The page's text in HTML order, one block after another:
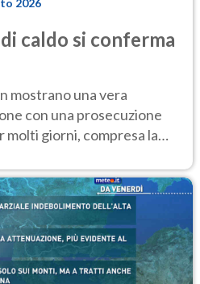
2026
caldo si conferma
mostrano una vera
con una prosecuzione
molti giorni, compresa la